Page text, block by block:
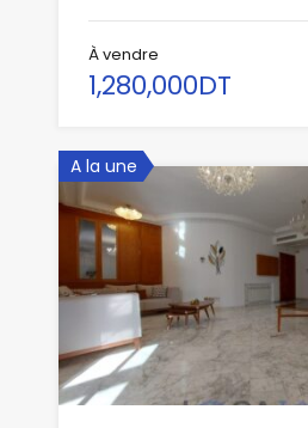
À vendre
1,280,000DT
A la une